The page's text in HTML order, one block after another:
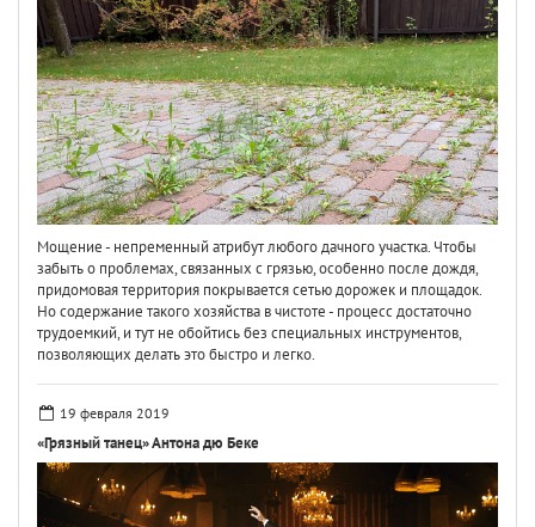
Мощение - непременный атрибут любого дачного участка. Чтобы
забыть о проблемах, связанных с грязью, особенно после дождя,
придомовая территория покрывается сетью дорожек и площадок.
Но содержание такого хозяйства в чистоте - процесс достаточно
трудоемкий, и тут не обойтись без специальных инструментов,
позволяющих делать это быстро и легко.
19 февраля 2019
«Грязный танец» Антона дю Беке